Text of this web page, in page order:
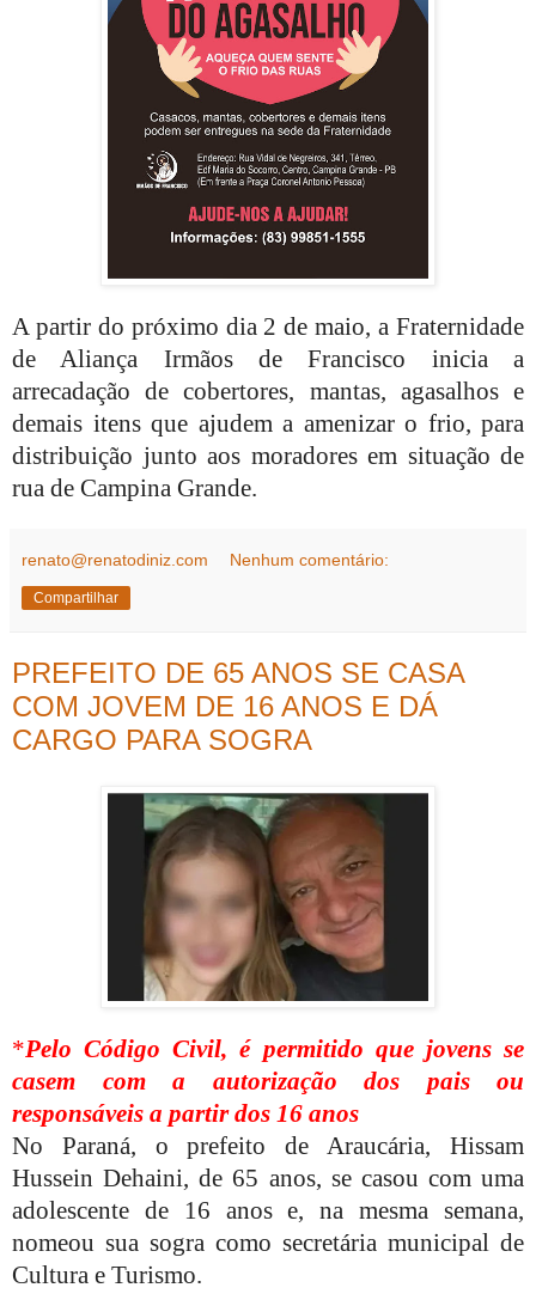
A partir do próximo dia 2 de maio, a Fraternidade
de Aliança Irmãos de Francisco inicia a
arrecadação de cobertores, mantas, agasalhos e
demais itens que ajudem a amenizar o frio, para
distribuição junto aos moradores em situação de
rua de Campina Grande.
renato@renatodiniz.com Nenhum comentário:
Compartilhar
PREFEITO DE 65 ANOS SE CASA
COM JOVEM DE 16 ANOS E DÁ
CARGO PARA SOGRA
*Pelo Código Civil, é permitido que jovens se
casem com a autorização dos pais ou
responsáveis a partir dos 16 anos
No Paraná, o prefeito de Araucária, Hissam
Hussein Dehaini, de 65 anos, se casou com uma
adolescente de 16 anos e, na mesma semana,
nomeou sua sogra como secretária municipal de
Cultura e Turismo.